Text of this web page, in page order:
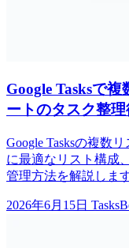
Google Tasksで
ートのタスク整理
Google Tasksの複数
に最適なリスト構成
管理方法を解説します
2026年6月15日